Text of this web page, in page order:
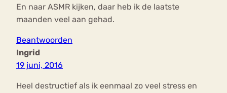
En naar ASMR kijken, daar heb ik de laatste
maanden veel aan gehad.
Beantwoorden
Ingrid
19 juni, 2016
Heel destructief als ik eenmaal zo veel stress en